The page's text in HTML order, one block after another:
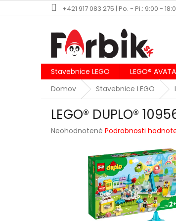
na
+421 917 083 275 | Po. - Pi.: 9:00 -
Stavebnice LEGO LEGO®
Domov
Stavebnice LEGO
LEGO® DUPLO®
Priemerné
Neohodnotené Podrobnosti